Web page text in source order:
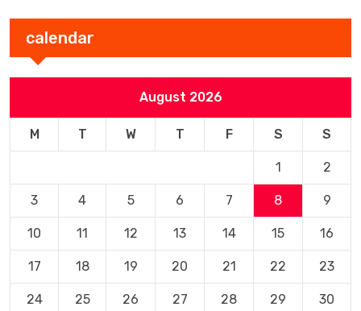
calendar
August 2026
M T W T F S S
1 2
3 4 5 6 7 8 9
10 11 12 13 14 15 16
17 18 19 20 21 22 23
24 25 26 27 28 29 30